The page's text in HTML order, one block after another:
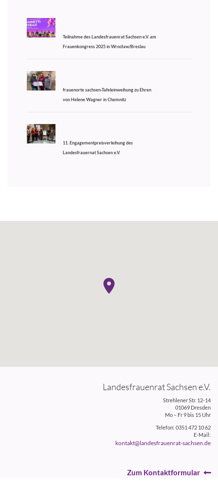
Teilnahme des Landesfrauenrat Sachsen e.V. am
Frauenkongress 2025 in Wrocław/Breslau
frauenorte sachsen-Tafeleinweihung zu Ehren
von Helene Wagner in Chemnitz
11. Engagementpreisverleihung des
Landesfrauernat Sachsen e.V.
Landesfrauenrat Sachsen e.V.
Strehlener Str. 12-14
01069 Dresden
Mo – Fr 9 bis 15 Uhr
Telefon: 0351 472 10 62
E-Mail:
kontakt@landesfrauenrat-sachsen.de
Zum Kontaktformular